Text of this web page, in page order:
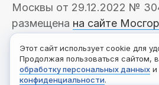
Москвы от 29.12.2022 №
размещена на сайте
Этот сайт использует cookie для
Продолжая пользоваться сайтом,
обработку персональных данных и
конфиденциальности.